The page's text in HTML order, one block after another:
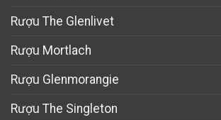
Rượu The Glenlivet
Rượu Mortlach
Rượu Glenmorangie
Rượu The Singleton